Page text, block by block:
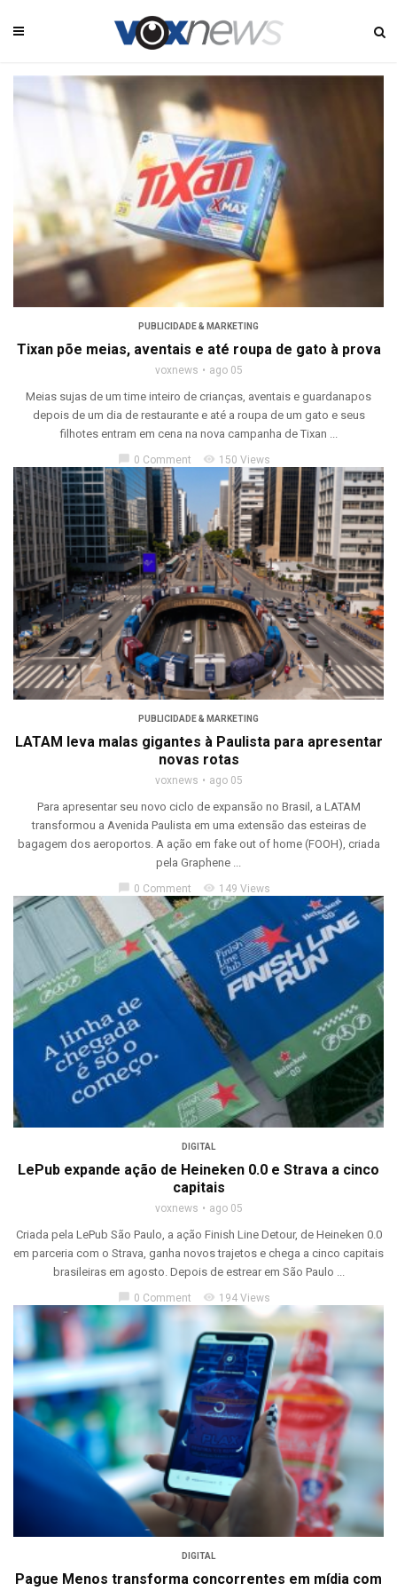
PUBLICIDADE & MARKETING
Tixan põe meias, aventais e até roupa de gato à prova
voxnews ago 05
Meias sujas de um time inteiro de crianças, aventais e guardanapos
depois de um dia de restaurante e até a roupa de um gato e seus
filhotes entram em cena na nova campanha de Tixan ...
chat_bubble 0 Comment visibility 150 Views
PUBLICIDADE & MARKETING
LATAM leva malas gigantes à Paulista para apresentar
novas rotas
voxnews ago 05
Para apresentar seu novo ciclo de expansão no Brasil, a LATAM
transformou a Avenida Paulista em uma extensão das esteiras de
bagagem dos aeroportos. A ação em fake out of home (FOOH), criada
pela Graphene ...
0 Comment visibility 149 Views
DIGITAL
LePub expande ação de Heineken 0.0 e Strava a cinco
capitais
voxnews ago 05
Criada pela LePub São Paulo, a ação Finish Line Detour, de Heineken 0.0
em parceria com o Strava, ganha novos trajetos e chega a cinco capitais
brasileiras em agosto. Depois de estrear em São Paulo ...
0 Comment visibility 194 Views
DIGITAL
Pague Menos transforma concorrentes em mídia com